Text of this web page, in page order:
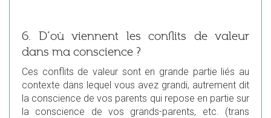
6. D’où viennent les conflits de valeur
dans ma conscience ?
Ces conflits de valeur sont en grande partie liés au
contexte dans lequel vous avez grandi, autrement dit
la conscience de vos parents qui repose en partie sur
la conscience de vos grands-parents, etc. (trans